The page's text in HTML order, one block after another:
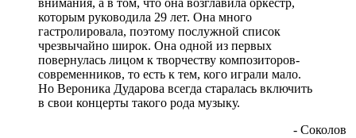
внимания, а в том, что она возглавила оркестр,
которым руководила 29 лет. Она много
гастролировала, поэтому послужной список
чрезвычайно широк. Она одной из первых
повернулась лицом к творчеству композиторов-
современников, то есть к тем, кого играли мало.
Но Вероника Дударова всегда старалась включить
в свои концерты такого рода музыку.
- Соколов